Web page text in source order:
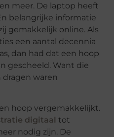
meer. De laptop heeft
belangrijke informatie
gemakkelijk online. Als
een aantal decennia
dan had dat een hoop
gescheeld. Want die
waren
hoop vergemakkelijkt.
digitaal tot
nodig zijn. De